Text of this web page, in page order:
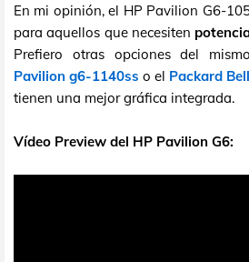
En mi opinión, el HP Pavilion G6-
para aquellos que necesiten
Prefiero otras opciones del
Pavilion g6-1140ss o el Packard
tienen una mejor gráfica integrada.
Vídeo Preview del HP Pavilion G6: